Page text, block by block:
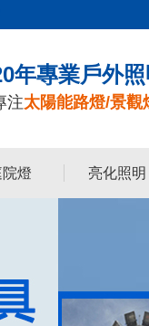
年專業戶外
注太陽能路燈/景觀
院燈 亮化照明